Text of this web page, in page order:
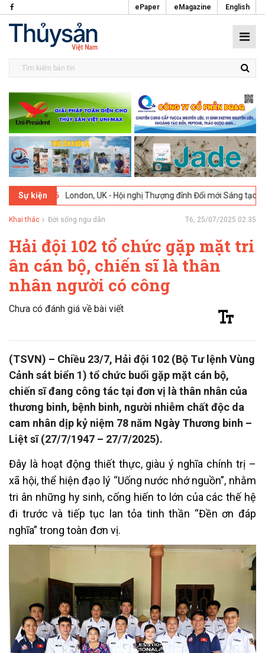
ePaper eMagazine English
Sự kiện
2026 London, UK - Hội nghị Thượng đỉnh Đổi mới Sáng tạo trong
Khai thác Đời sống ngư dân T6, 25/07/2025 02:35
Hải đội 102 tổ chức gặp mặt tri
ân cán bộ, chiến sĩ là thân
nhân người có công
Chưa có đánh giá về bài viết
(TSVN) – Chiều 23/7, Hải đội 102 (Bộ Tư lệnh Vùng
Cảnh sát biển 1) tổ chức buổi gặp mặt cán bộ,
chiến sĩ đang công tác tại đơn vị là thân nhân của
thương binh, bệnh binh, người nhiễm chất độc da
cam nhân dịp kỷ niệm 78 năm Ngày Thương binh –
Liệt sĩ (27/7/1947 – 27/7/2025).
Đây là hoạt động thiết thực, giàu ý nghĩa chính trị –
xã hội, thể hiện đạo lý “Uống nước nhớ nguồn”, nhằm
tri ân những hy sinh, cống hiến to lớn của các thế hệ
đi trước và tiếp tục lan tỏa tinh thần “Đền ơn đáp
nghĩa” trong toàn đơn vị.